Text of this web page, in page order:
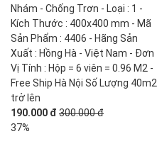
Nhám - Chống Trơn - Loại : 1 -
Kích Thước : 400x400 mm - Mã
Sản Phẩm : 4406 - Hãng Sản
Xuất : Hồng Hà - Việt Nam - Đơn
Vị Tính : Hộp = 6 viên = 0.96 M2 -
Free Ship Hà Nội Số Lượng 40m2
trở lên
190.000 đ 300.000 đ
37%